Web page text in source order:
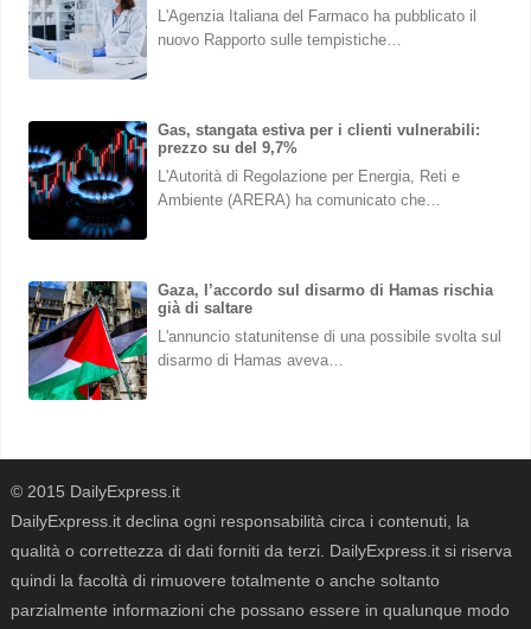
L'Agenzia Italiana del Farmaco ha pubblicato il
nuovo Rapporto sulle tempistiche…
Gas, stangata estiva per i clienti vulnerabili:
prezzo su del 9,7%
L'Autorità di Regolazione per Energia, Reti e
Ambiente (ARERA) ha comunicato che…
Gaza, l’accordo sul disarmo di Hamas rischia
già di saltare
L'annuncio statunitense di una possibile svolta sul
disarmo di Hamas aveva…
© 2015 DailyExpress.it
DailyExpress.it declina ogni responsabilità circa i contenuti, la
qualità o correttezza di dati forniti da terzi. DailyExpress.it si riserva
quindi la facoltà di rimuovere totalmente o anche soltanto
parzialmente informazioni che possano essere in qualunque modo